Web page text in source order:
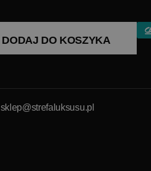
DODAJ DO KOSZYKA
sklep@strefaluksusu.pl